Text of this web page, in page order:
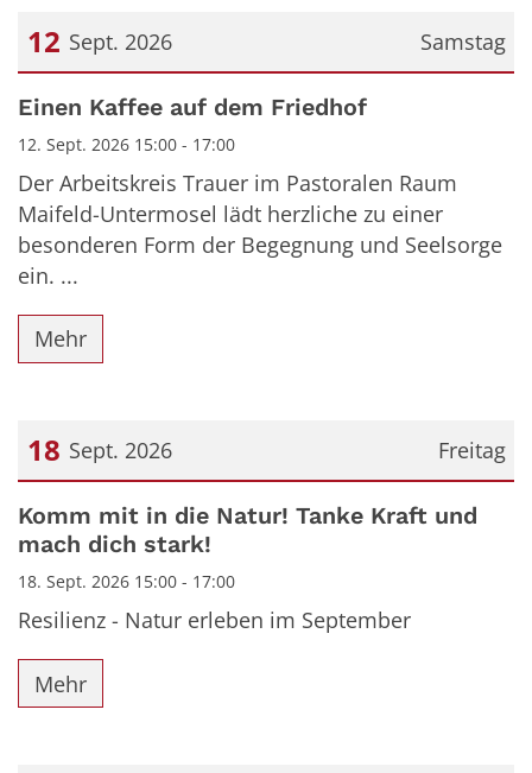
Samstag
12 Sept. 2026
Datum: 12. September 2026
Einen Kaffee auf dem Friedhof
12. Sept. 2026 15:00 - 17:00
Der Arbeitskreis Trauer im Pastoralen Raum
Maifeld-Untermosel lädt herzliche zu einer
besonderen Form der Begegnung und Seelsorge
ein. ...
Mehr
Freitag
18 Sept. 2026
Datum: 18. September 2026
Komm mit in die Natur! Tanke Kraft und
mach dich stark!
18. Sept. 2026 15:00 - 17:00
Resilienz - Natur erleben im September
Mehr